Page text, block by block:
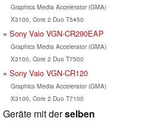
Graphics Media Accelerator (GMA)
X3100, Core 2 Duo T5450
Sony Vaio VGN-CR290EAP
Graphics Media Accelerator (GMA)
X3100, Core 2 Duo T7500
Sony Vaio VGN-CR120
Graphics Media Accelerator (GMA)
X3100, Core 2 Duo T7100
Geräte mit derselben